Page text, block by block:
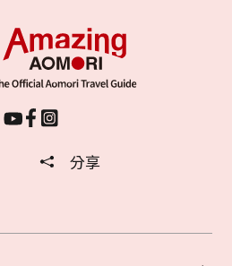
分享